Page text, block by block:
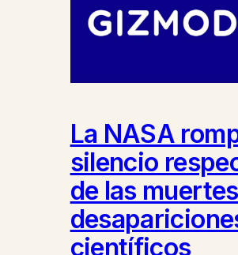
La NASA
silencio
de las
científicos